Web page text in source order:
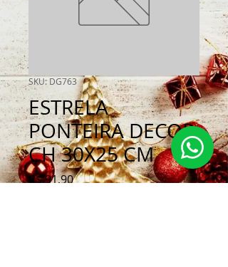
SKU: DG763
ESTRELA
PONTEIRA DECOR
CH 30X25 CM
R$ 91,90Preço